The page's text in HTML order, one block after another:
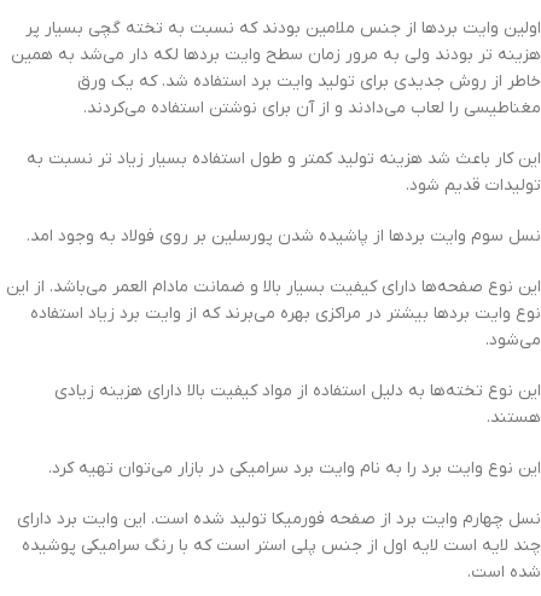
اولین وایت بردها از جنس ملامین بودند که نسبت به تخته گچی بسیار پر
هزینه تر بودند ولی به مرور زمان سطح وایت بردها لکه دار می‌شد به همین
خاطر از روش جدیدی برای تولید وایت برد استفاده شد. که یک ورق
مغناطیسی را لعاب می‌دادند و از آن برای نوشتن استفاده می‌کردند.
این کار باعث شد هزینه تولید کمتر و طول استفاده بسیار زیاد تر نسبت به
تولیدات قدیم شود.
نسل سوم وایت بردها از پاشیده شدن پورسلین بر روی فولاد به وجود امد.
این نوع صفحه‌ها دارای کیفیت بسیار بالا و ضمانت مادام العمر می‌باشد. از این
نوع وایت بردها بیشتر در مراکزی بهره می‌برند که از وایت برد زیاد استفاده
می‌شود.
این نوع تخته‌ها به دلیل استفاده از مواد کیفیت بالا دارای هزینه زیادی
هستند.
این نوع وایت برد را به نام وایت برد سرامیکی در بازار می‌توان تهیه کرد.
نسل چهارم وایت برد از صفحه فورمیکا تولید شده است. این وایت برد دارای
چند لایه است لایه اول از جنس پلی استر است که با رنگ سرامیکی پوشیده
شده است.